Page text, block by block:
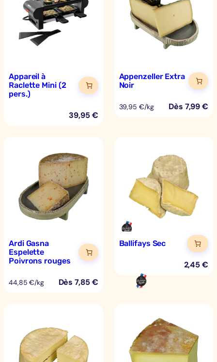
Appareil à
Raclette Mini (2
pers.)
39,95€
Appenzeller Extra
Noir
39,95 €/kg Dès 7,99€
Ardi Gasna
Espelette
Poivrons rouges
44,85 €/kg Dès7,85€
Ballifays Sec
2,45€